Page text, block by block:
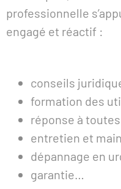
professionnelle
engagé et réactif :
conseils
formation des
réponse à
entretien et
dépannage en
garantie…